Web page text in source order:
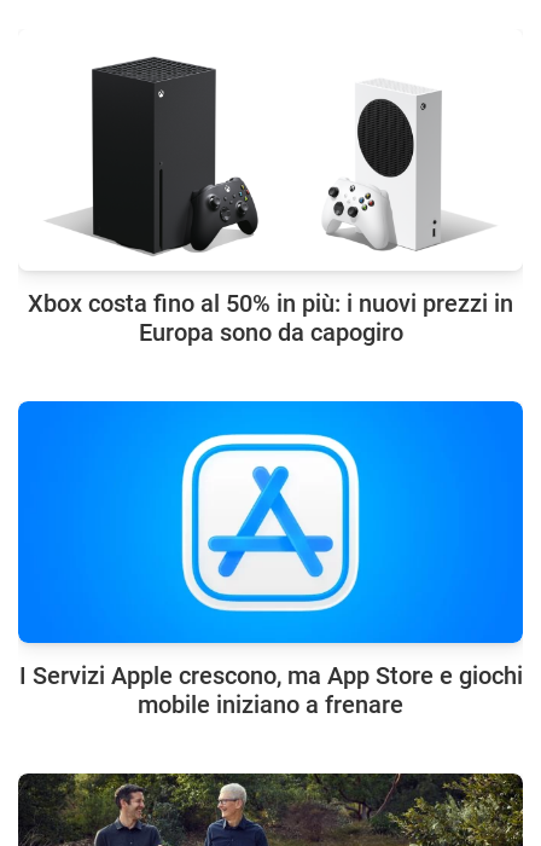
Xbox costa fino al 50% in più: i nuovi prezzi in
Europa sono da capogiro
I Servizi Apple crescono, ma App Store e giochi
mobile iniziano a frenare